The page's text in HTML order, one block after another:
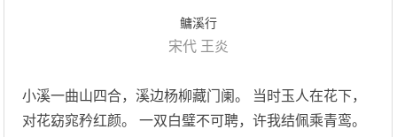
鳙溪行
宋代 王炎
小溪一曲山四合，溪边杨柳藏门阑。 当时玉人在花下，
对花窈窕矜红颜。 一双白璧不可聘，许我结佩乘青鸾。